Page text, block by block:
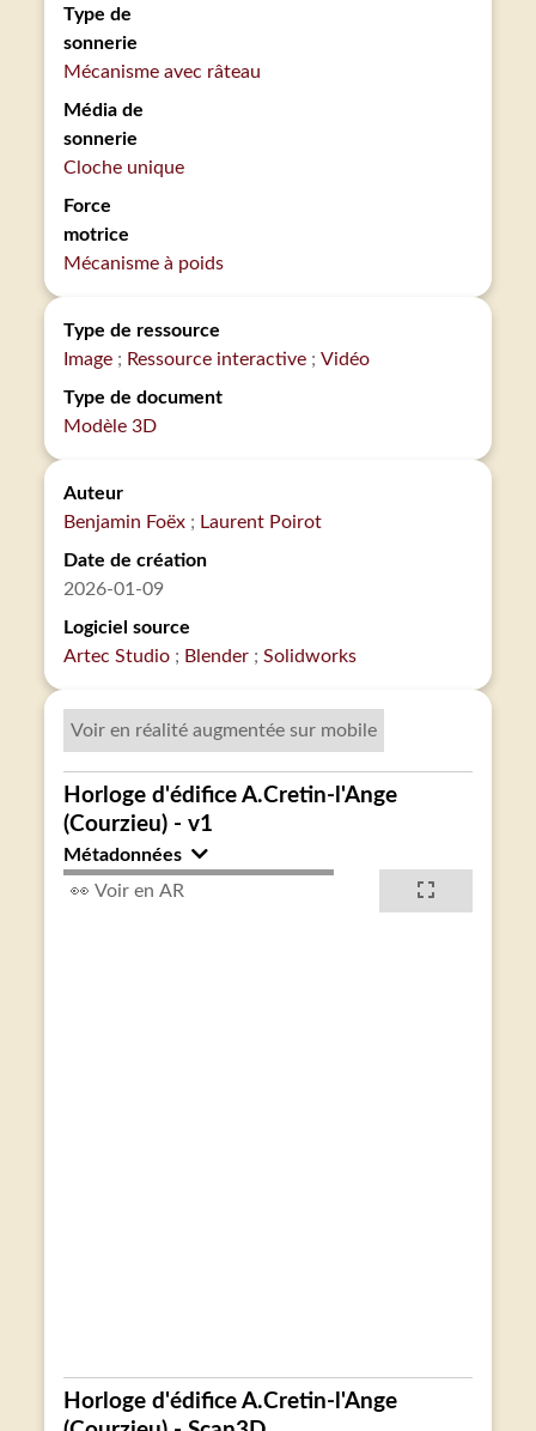
Type de
sonnerie
Mécanisme avec râteau
Média de
sonnerie
Cloche unique
Force
motrice
Mécanisme à poids
Type de ressource
Image
Ressource interactive
Vidéo
Type de document
Modèle 3D
Auteur
Benjamin Foëx
Laurent Poirot
Date de création
2026-01-09
Logiciel source
Artec Studio
Blender Solidworks
Voir en réalité augmentée sur mobile
Horloge d'édifice A.Cretin-l'Ange
(Courzieu) - v1
Métadonnées
👀 Voir en AR
Horloge d'édifice A.Cretin-l'Ange